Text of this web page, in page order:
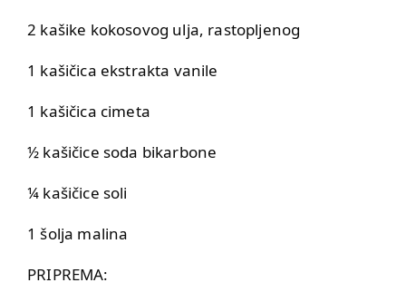
2 kašike kokosovog ulja, rastopljenog
1 kašičica ekstrakta vanile
1 kašičica cimeta
½ kašičice soda bikarbone
¼ kašičice soli
1 šolja malina
PRIPREMA: